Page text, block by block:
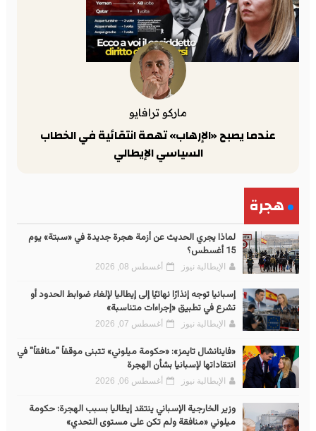
ماركو ترافايو
عندما يصبح «الإرهاب» تهمة انتقائية في الخطاب
السياسي الإيطالي
هجرة
لماذا يجري الحديث عن أزمة هجرة جديدة في «سبتة» يوم
15 أغسطس؟
الإيطالية نيوز أغسطس 08, 2026
إسبانيا توجه إنذارًا نهائيًا إلى إيطاليا لإلغاء ضوابط الحدود أو
تشرع في تطبيق «إجراءات متناسبة»
الإيطالية نيوز أغسطس 07, 2026
«فاينانشال تايمز»: «حكومة ميلوني» تتبنى موقفاً "منافقاً" في
انتقاداتها لإسبانيا بشأن الهجرة
الإيطالية نيوز أغسطس 06, 2026
وزير الخارجية الإسباني ينتقد إيطاليا بسبب الهجرة: حكومة
ميلوني «منافقة ولم تكن على مستوى التحدي»